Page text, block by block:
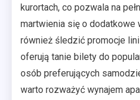
kurortach, co pozwala na
martwienia się o dodatkowe
również śledzić promocje
oferują tanie bilety do
osób preferujących
warto rozważyć wynajem